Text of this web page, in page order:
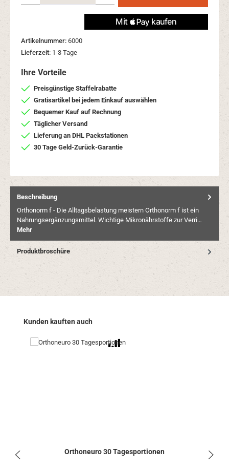
Artikelnummer: 6000
Lieferzeit: 1-3 Tage
Ihre Vorteile
Preisgünstige Staffelrabatte
Gratisartikel bei jedem Einkauf auswählen
Bequemer Kauf auf Rechnung
Täglicher Versand
Lieferung an DHL Packstationen
30 Tage Geld-Zurück-Garantie
Beschreibung
Orthonorm f - Die Alltagsbelastung meistern Orthonorm f ist ein
Nahrungsergänzungsmittel. Wichtige Mikronährstoffe zur Verri…
Mehr
Produktbroschüre
Produktgalerie überspringen
Kunden kauften auch
Orthoneuro 30 Tagesportionen